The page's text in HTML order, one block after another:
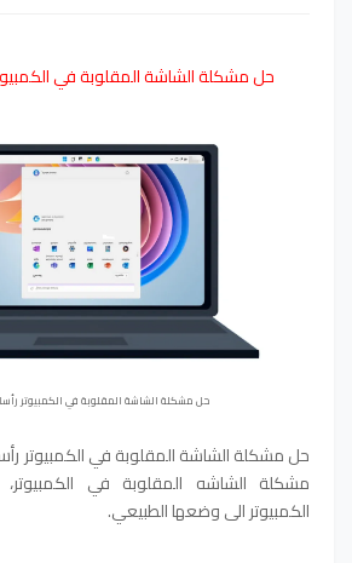
حل مشكلة الشاشة المقلوبة في
حل مشكلة الشاشة المقلوبة في الكمبيوتر
حل مشكلة الشاشة المقلوبة في الكمبيوتر
مشكلة الشاشه المقلوبة في
الكمبيوتر الى وضعها الطبيعي.